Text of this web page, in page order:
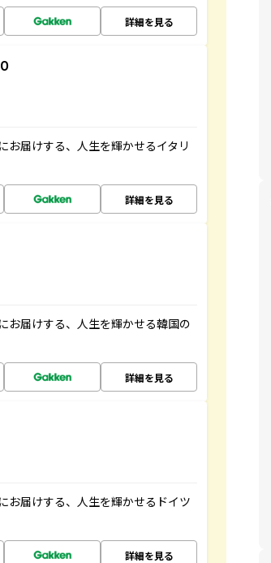
詳細を見る
届けする、人生を輝かせるイタリ
詳細を見る
お届けする、人生を輝かせる韓国の
詳細を見る
お届けする、人生を輝かせるドイツ
詳細を見る